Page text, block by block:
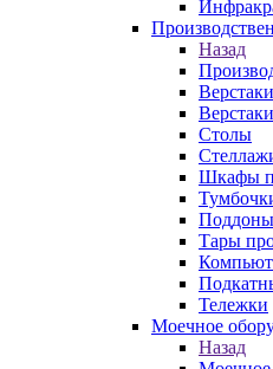
Назад
Столы
Шкафы
Поддоны
Тары
Тележки
Моечное
Назад